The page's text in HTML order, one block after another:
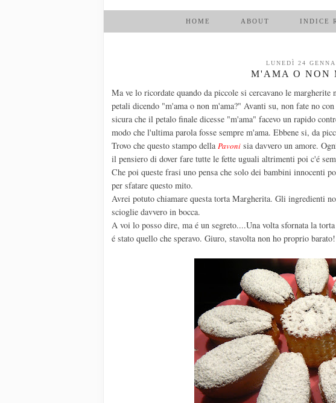
HOME ABOUT INDICE
LUNEDÌ 24
M'AMA O NON
Ma ve lo ricordate quando da piccole si cercavano le
petali dicendo "m'ama o non m'ama?" Avanti su, non fate no
sicura che il petalo finale dicesse "m'ama" facevo un rapido
modo che l'ultima parola fosse sempre m'ama. Ebbene si, da
Trovo che questo stampo dellaPavoni sia davvero un amore.
il pensiero di dover fare tutte le fette uguali altrimenti poi c'é
Che poi queste frasi uno pensa che solo dei bambini innocenti
per sfatare questo mito.
Avrei potuto chiamare questa torta Margherita. Gli ingredienti
scioglie davvero in bocca.
A voi lo posso dire, ma é un segreto....Una volta sfornata la
é stato quello che speravo. Giuro, stavolta non ho proprio barato!